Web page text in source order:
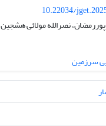
10.22034/
نصرالله مولائی هشجین